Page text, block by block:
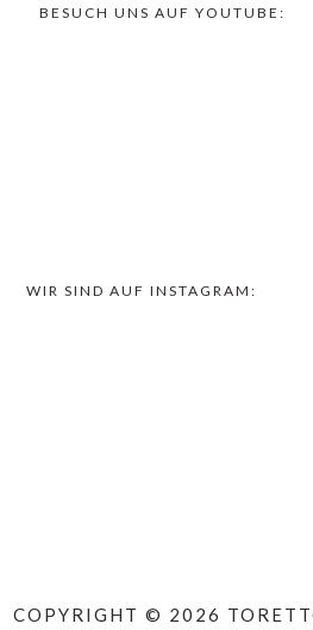
BESUCH UNS AUF YOUTUBE:
WIR SIND AUF INSTAGRAM:
COPYRIGHT © 2026